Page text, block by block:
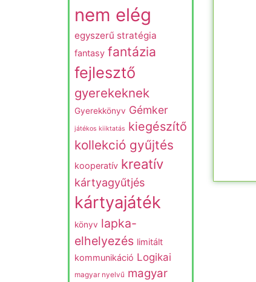
nem elég
egyszerű stratégia
fantasy fantázia
fejlesztő
gyerekeknek
Gyerekkönyv Gémker
játékos kiiktatás kiegészítő
kollekció gyűjtés
kooperatív kreatív
kártyagyűtjés
kártyajáték
könyv lapka-
elhelyezés limitált
kommunikáció Logikai
magyar nyelvű magyar